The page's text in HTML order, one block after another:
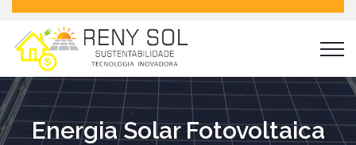
Energia Solar Fotovoltaica